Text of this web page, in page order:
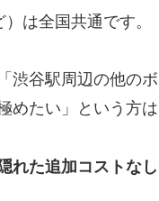
は全国共通です。
渋谷駅周辺の他の
たい」という方
れた追加コストな